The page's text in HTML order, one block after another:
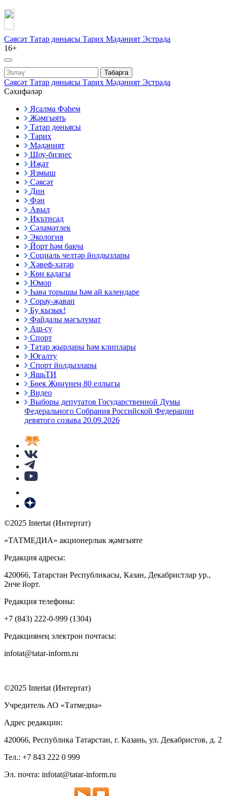
Сәясәт Татар дөньясы Тарих Мәдәният Эстрада
16+
Табарга
Сәясәт Татар дөньясы Тарих Мәдәният Эстрада
Сәхифәләр
Ясалма Фәһем
Җәмгыять
Татар дөньясы
Тарих
Мәдәният
Шоу-бизнес
Иҗат
Язмыш
Сәясәт
Дин
Фән
Авыл
Икътисад
Сәламәтлек
Экология
Йорт һәм бакча
Социаль челтәр йолдызлары
Хәвеф-хәтәр
Көн кадагы
Юмор
Һава торышы һәм ай календаре
Сорау-җавап
Бу кызык!
Файдалы мәгълүмат
Аш-су
Спорт
Татар җырлары һәм клиплары
Югалту
Спорт йолдызлары
ЯшьТИ
Бөек Җиңүнең 80 еллыгы
Видео
Выборы депутатов Государственной Думы
Федерального Собрания Российской Федерации
девятого созыва 20.09.2026
©2025 Intertat (Интертат)
«ТАТМЕДИА» акционерлык җәмгыяте
Редакция адресы:
420066, Татарстан Республикасы, Казан, Декабристлар ур.,
2нче йорт.
Редакция телефоны:
+7 (843) 222-0-999 (1304)
Редакциянең электрон почтасы:
infotat@tatar-inform.ru
©2025 Intertat (Интертат)
Учредитель АО «Татмедиа»
Адрес редакции:
420066, Республика Татарстан, г. Казань, ул. Декабристов, д. 2
Тел.: +7 843 222 0 999
Эл. почта: infotat@tatar-inform.ru